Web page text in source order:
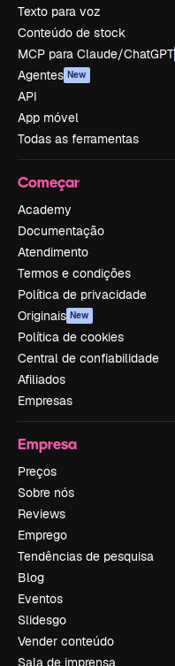
Texto para voz
Conteúdo de stock
MCP para Claude/ChatGPT
Agentes New
API
App móvel
Todas as ferramentas
Começar
Academy
Documentação
Atendimento
Termos e condições
Política de privacidade
Originais New
Política de cookies
Central de confiabilidade
Afiliados
Empresas
Empresa
Preços
Sobre nós
Reviews
Emprego
Tendências de pesquisa
Blog
Eventos
Slidesgo
Vender conteúdo
Sala de imprensa